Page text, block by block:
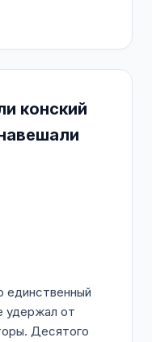
конский
единственный
удержал от
Десятого